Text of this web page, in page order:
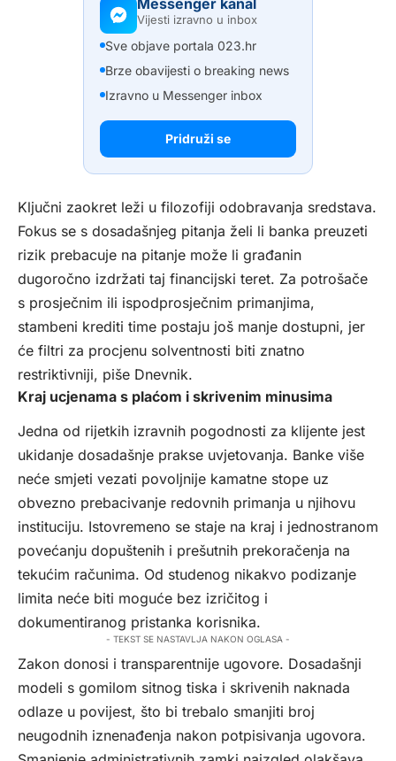
Messenger kanal
Vijesti izravno u inbox
Sve objave portala 023.hr
Brze obavijesti o breaking news
Izravno u Messenger inbox
Pridruži se
Ključni zaokret leži u filozofiji odobravanja sredstava.
Fokus se s dosadašnjeg pitanja želi li banka preuzeti
rizik prebacuje na pitanje može li građanin
dugoročno izdržati taj financijski teret. Za potrošače
s prosječnim ili ispodprosječnim primanjima,
stambeni krediti time postaju još manje dostupni, jer
će filtri za procjenu solventnosti biti znatno
restriktivniji, piše Dnevnik.
Kraj ucjenama s plaćom i skrivenim minusima
Jedna od rijetkih izravnih pogodnosti za klijente jest
ukidanje dosadašnje prakse uvjetovanja. Banke više
neće smjeti vezati povoljnije kamatne stope uz
obvezno prebacivanje redovnih primanja u njihovu
instituciju. Istovremeno se staje na kraj i jednostranom
povećanju dopuštenih i prešutnih prekoračenja na
tekućim računima. Od studenog nikakvo podizanje
limita neće biti moguće bez izričitog i
dokumentiranog pristanka korisnika.
- TEKST SE NASTAVLJA NAKON OGLASA -
Zakon donosi i transparentnije ugovore. Dosadašnji
modeli s gomilom sitnog tiska i skrivenih naknada
odlaze u povijest, što bi trebalo smanjiti broj
neugodnih iznenađenja nakon potpisivanja ugovora.